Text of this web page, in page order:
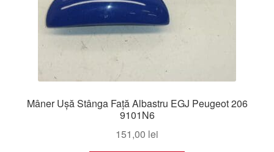
Mâner Ușă Stânga Față Albastru EGJ Peugeot 206
9101N6
151,00 lei